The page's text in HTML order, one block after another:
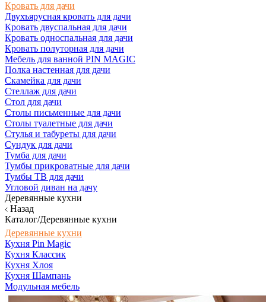
Кровать для дачи
Двухъярусная кровать для дачи
Кровать двуспальная для дачи
Кровать односпальная для дачи
Кровать полуторная для дачи
Мебель для ванной PIN MAGIC
Полка настенная для дачи
Скамейка для дачи
Стеллаж для дачи
Стол для дачи
Столы письменные для дачи
Столы туалетные для дачи
Стулья и табуреты для дачи
Сундук для дачи
Тумба для дачи
Тумбы прикроватные для дачи
Тумбы ТВ для дачи
Угловой диван на дачу
Деревянные кухни
Назад
Каталог/Деревянные кухни
Деревянные кухни
Кухня Pin Magic
Кухня Классик
Кухня Хлоя
Кухня Шампань
Модульная мебель